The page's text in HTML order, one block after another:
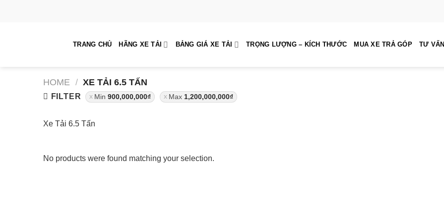
TRANG CHỦ HÃNG XE TẢI BẢNG GIÁ XE TẢI TRỌNG LƯỢNG – KÍCH THƯỚC MUA XE TRẢ GÓP TƯ
HOME / XE TẢI 6.5 TẤN
FILTER Min900,000,000₫ Max1,200,000,000₫
Xe Tải 6.5 Tấn
No products were found matching your selection.